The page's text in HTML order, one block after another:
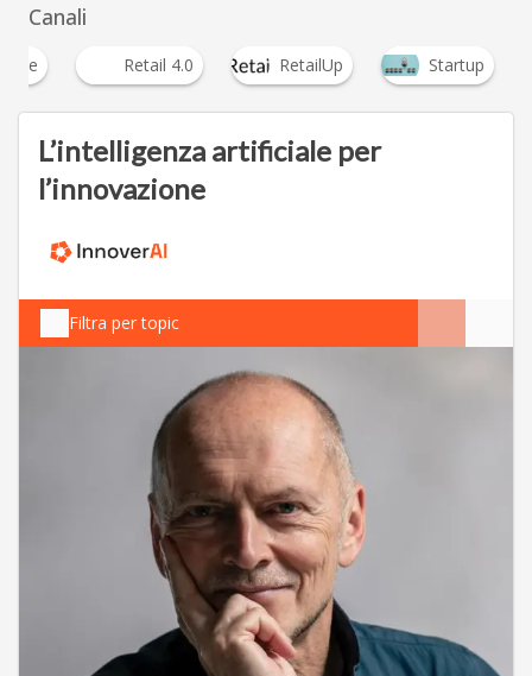
Canali
Retail 4.0 RetailUp Startup
L’intelligenza artificiale per
l’innovazione
Filtra per topic